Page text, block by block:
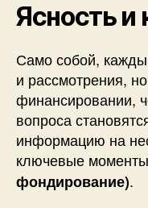
Ясность и
Само собой,
и рассмотрения,
финансировании,
вопроса
информацию на
ключевые моменты
фондирование).